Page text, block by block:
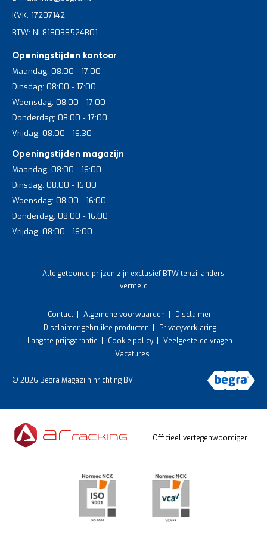
onze grote voorraad kunnen we de schuine stelling snel
winkel in kunt richten.
Heeft u nog vragen over een schuine legbordstelling? Stel ze
verschillende magazijnstellingen wilt vergelijken met elkaar,
bent u van harte welkom in onze
KVK: 17207142
BTW: NL818038524B01
Openingstijden kantoor
Maandag: 08:00 - 17:00
Dinsdag: 08:00 - 17:00
Woensdag: 08:00 - 17:00
Donderdag: 08:00 - 17:00
Vrijdag: 08:00 - 16:30
Openingstijden magazijn
Maandag: 08:00 - 16:00
Dinsdag: 08:00 - 16:00
Woensdag: 08:00 - 16:00
Donderdag: 08:00 - 16:00
Vrijdag: 08:00 - 16:00
Alle getoonde prijzen zijn exclusief BTW tenzij anders
vermeld
Contact Algemene voorwaarden
Disclaimer
Disclaimer gebruikte producten
Privacyverklaring
Laagste prijsgarantie
Cookie policy
Veelgestelde vragen
Vacatures
© 2026 Begra Magazijninrichting BV
Officieel vertegenwoordiger